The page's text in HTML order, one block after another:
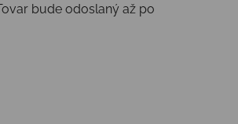
bude odoslaný až po